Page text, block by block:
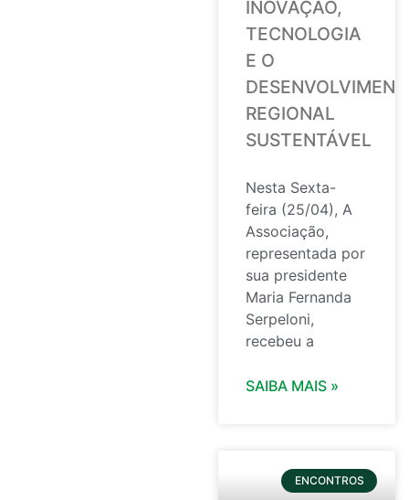
INOVAÇÃO,
TECNOLOGIA
E O
REGIONAL
SUSTENTÁVEL
Nesta Sexta-
feira (25/04), A
Associação,
representada por
sua presidente
Maria Fernanda
Serpeloni,
recebeu a
SAIBA MAIS »
ENCONTROS